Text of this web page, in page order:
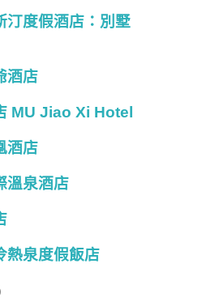
汀度假酒店：別墅
酒店
MU Jiao Xi Hotel
酒店
溫泉酒店
熱泉度假飯店